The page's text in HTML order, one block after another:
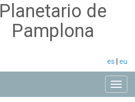
Planetario de
Pamplona
es eu